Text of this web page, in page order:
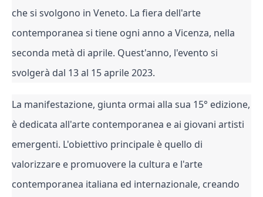
che si svolgono in Veneto. La fiera dell'arte
contemporanea si tiene ogni anno a Vicenza, nella
seconda metà di aprile. Quest'anno, l'evento si
svolgerà dal 13 al 15 aprile 2023.
La manifestazione, giunta ormai alla sua 15° edizione,
è dedicata all'arte contemporanea e ai giovani artisti
emergenti. L'obiettivo principale è quello di
valorizzare e promuovere la cultura e l'arte
contemporanea italiana ed internazionale, creando